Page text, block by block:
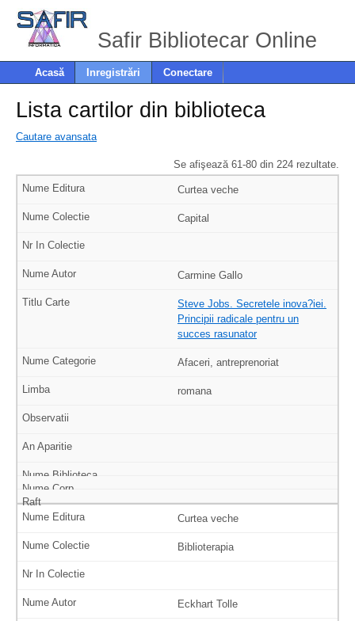
Safir Bibliotecar Online
Acasă Inregistrări Conectare
Lista cartilor din biblioteca
Cautare avansata
Se afişează 61-80 din 224 rezultate.
Curtea veche
Capital
Carmine Gallo
Steve Jobs. Secretele inova?iei.
Principii radicale pentru un
succes rasunator
Afaceri, antreprenoriat
romana
Curtea veche
Biblioterapia
Eckhart Tolle